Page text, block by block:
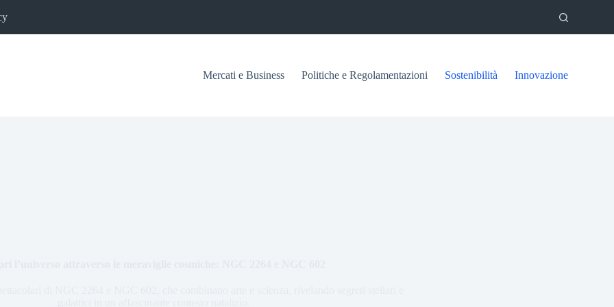
Mercati e Business Politiche e Regolamentazioni Sostenibilità Innovazione